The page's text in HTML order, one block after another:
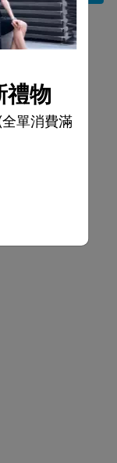
禮物
單消費滿
/20吋
0.0 (0)